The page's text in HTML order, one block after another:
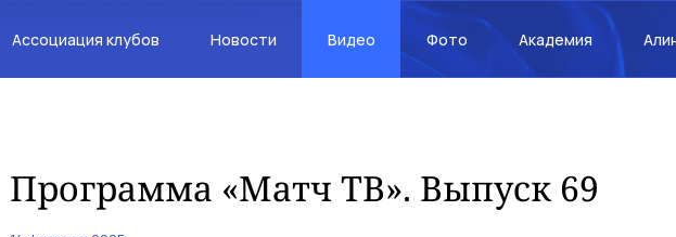
Ассоциация клубов Новости Видео Фото Академия
Программа «Матч ТВ». Выпуск 69